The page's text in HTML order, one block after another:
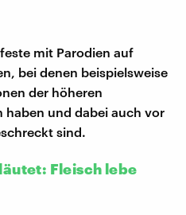
mit Parodien auf
bei denen beispielsweise
der höheren
und dabei auch vor
sind.
Fleisch lebe